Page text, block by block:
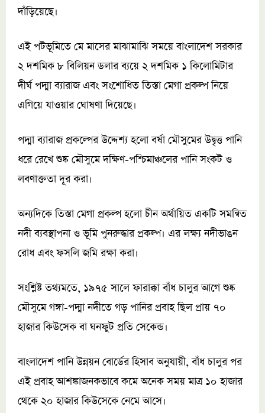
দাঁড়িয়েছে।
এই পটভূমিতে মে মাসের মাঝামাঝি সময়ে বাংলাদেশ সরকার
২ দশমিক ৮ বিলিয়ন ডলার ব্যয়ে ২ দশমিক ১ কিলোমিটার
দীর্ঘ পদ্মা ব্যারাজ এবং সংশোধিত তিস্তা মেগা প্রকল্প নিয়ে
এগিয়ে যাওয়ার ঘোষণা দিয়েছে।
পদ্মা ব্যারাজ প্রকল্পের উদ্দেশ্য হলো বর্ষা মৌসুমের উদ্বৃত্ত পানি
ধরে রেখে শুষ্ক মৌসুমে দক্ষিণ-পশ্চিমাঞ্চলের পানি সংকট ও
লবণাক্ততা দূর করা।
অন্যদিকে তিস্তা মেগা প্রকল্প হলো চীন অর্থায়িত একটি সমন্বিত
নদী ব্যবস্থাপনা ও ভূমি পুনরুদ্ধার প্রকল্প। এর লক্ষ্য নদীভাঙন
রোধ এবং ফসলি জমি রক্ষা করা।
সংশ্লিষ্ট তথ্যমতে, ১৯৭৫ সালে ফারাক্কা বাঁধ চালুর আগে শুষ্ক
মৌসুমে গঙ্গা-পদ্মা নদীতে গড় পানির প্রবাহ ছিল প্রায় ৭০
হাজার কিউসেক বা ঘনফুট প্রতি সেকেন্ড।
বাংলাদেশ পানি উন্নয়ন বোর্ডের হিসাব অনুযায়ী, বাঁধ চালুর পর
এই প্রবাহ আশঙ্কাজনকভাবে কমে অনেক সময় মাত্র ১০ হাজার
থেকে ২০ হাজার কিউসেকে নেমে আসে।